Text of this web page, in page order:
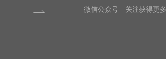
微信公众号 关注获得更多